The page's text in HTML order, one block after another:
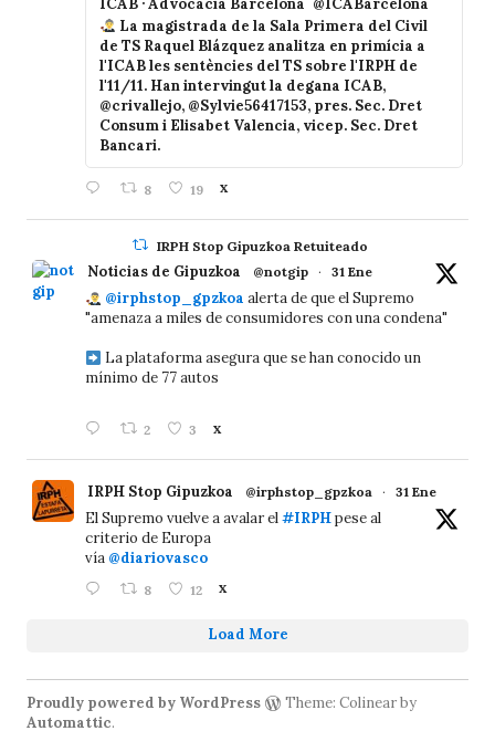
La magistrada de la Sala Primera del Civil
de TS Raquel Blázquez analitza en primícia a
l'ICAB les sentències del TS sobre l'IRPH de
l'11/11. Han intervingut la degana ICAB,
@crivallejo, @Sylvie56417153, pres. Sec. Dret
Consum i Elisabet Valencia, vicep. Sec. Dret
Bancari.
8 19 X
IRPH Stop Gipuzkoa Retuiteado
Noticias de Gipuzkoa @notgip · 31 Ene
@irphstop_gpzkoa alerta de que el Supremo
"amenaza a miles de consumidores con una condena"
La plataforma asegura que se han conocido un
mínimo de 77 autos
2 3 X
IRPH Stop Gipuzkoa @irphstop_gpzkoa · 31 Ene
El Supremo vuelve a avalar el#IRPHpese al
criterio de Europa
vía @diariovasco
8 12 X
Load More
Proudly powered by WordPress
Theme: Colinear by
Automattic.